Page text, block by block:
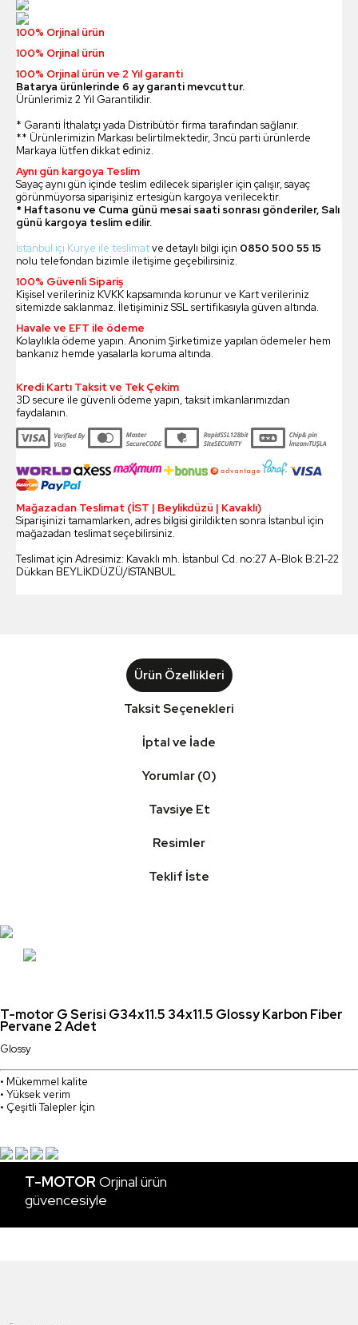
100% Orjinal ürün
100% Orjinal ürün
100% Orjinal ürün ve 2 Yıl garanti
Batarya ürünlerinde 6 ay garanti mevcuttur.
Ürünlerimiz 2 Yıl Garantilidir.
* Garanti İthalatçı yada Distribütör firma tarafından sağlanır.
** Ürünlerimizin Markası belirtilmektedir, 3ncü parti ürünlerde
Markaya lütfen dikkat ediniz.
Aynı gün kargoya Teslim
Sayaç aynı gün içinde teslim edilecek siparişler için çalışır, sayaç
görünmüyorsa siparişiniz ertesigün kargoya verilecektir.
* Haftasonu ve Cuma günü mesai saati sonrası gönderiler, Salı
günü kargoya teslim edilir.
İstanbul içi Kurye ile teslimatve detaylı bilgi için 0850 500 55 15
nolu telefondan bizimle iletişime geçebilirsiniz.
100% Güvenli Sipariş
Kişisel verileriniz KVKK kapsamında korunur ve Kart verileriniz
sitemizde saklanmaz. İletişiminiz SSL sertifikasıyla güven altında.
Havale ve EFT ile ödeme
Kolaylıkla ödeme yapın. Anonim Şirketimize yapılan ödemeler hem
bankanız hemde yasalarla koruma altında.
Kredi Kartı Taksit ve Tek Çekim
3D secure ile güvenli ödeme yapın, taksit imkanlarımızdan
faydalanın.
Mağazadan Teslimat (İST | Beylikdüzü | Kavaklı)
Siparişinizi tamamlarken, adres bilgisi girildikten sonra İstanbul için
mağazadan teslimat seçebilirsiniz.
Teslimat için Adresimiz: Kavaklı mh. İstanbul Cd. no:27 A-Blok B:21-22
Dükkan BEYLİKDÜZÜ/İSTANBUL
Ürün Özellikleri
Taksit Seçenekleri
İptal ve İade
Yorumlar (0)
Tavsiye Et
Resimler
Teklif İste
T-motor G Serisi G34x11.5 34x11.5 Glossy Karbon Fiber
Pervane 2 Adet
Glossy
• Mükemmel kalite
• Yüksek verim
• Çeşitli Talepler İçin
T-MOTOROrjinal ürün
güvencesiyle